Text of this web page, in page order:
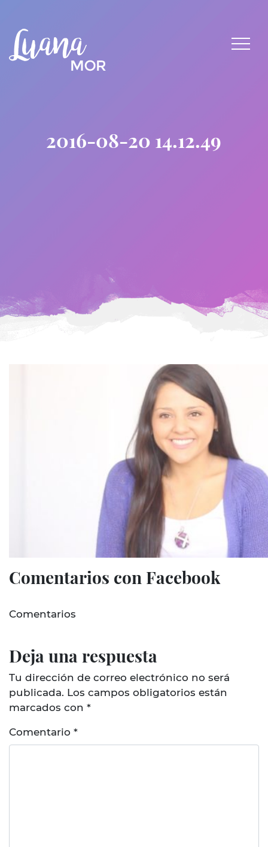
2016-08-20 14.12.49
Comentarios con Facebook
Comentarios
Deja una respuesta
Tu dirección de correo electrónico no será
publicada. Los campos obligatorios están
marcados con *
Comentario *